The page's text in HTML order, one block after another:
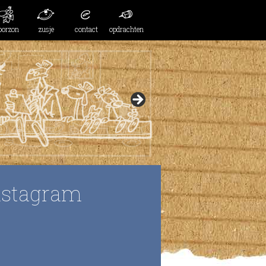
zusje contact opdrachten